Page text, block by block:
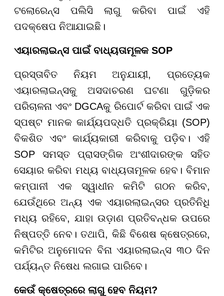
ଟଲୋରେନ୍ସ ପଲିସି ଲାଗୁ କରିବା ପାଇଁ ଏହି
ପଦକ୍ଷେପ ନିଆଯାଇଛି।
ଏୟାରଲାଇନ୍ସ ପାଇଁ ବାଧ୍ୟତାମୂଳକ SOP
ପ୍ରସ୍ତାବିତ ନିୟମ ଅନୁଯାୟୀ, ପ୍ରତ୍ୟେକ
ଏୟାରଲାଇନ୍ସକୁ ଅସଦାଚରଣ ଘଟଣା ଗୁଡ଼ିକର
ପରିଚାଳନା ଏବଂ DGCAକୁ ରିପୋର୍ଟ କରିବା ପାଇଁ ଏକ
ସ୍ପଷ୍ଟ ମାନକ କାର୍ଯ୍ୟପଦ୍ଧତି ପ୍ରକ୍ରିୟା (SOP)
ବିକଶିତ ଏବଂ କାର୍ଯ୍ୟକାରୀ କରିବାକୁ ପଡ଼ିବ। ଏହି
SOP ସମସ୍ତ ପ୍ରାସଙ୍ଗିକ ଅଂଶୀଦାରଙ୍କ ସହିତ
ସେୟାର କରିବା ମଧ୍ୟ ବାଧ୍ୟତାମୂଳକ ହେବ। ବିମାନ
କମ୍ପାନୀ ଏକ ସ୍ୱାଧୀନ କମିଟି ଗଠନ କରିବ,
ଯେଉଁଥିରେ ଅନ୍ୟ ଏକ ଏୟାରଲାଇନ୍ସର ପ୍ରତିନିଧି
ମଧ୍ୟ ରହିବେ, ଯାହା ଉଡ଼ାଣ ପ୍ରତିବନ୍ଧକ ଉପରେ
ନିଷ୍ପତ୍ତି ନେବ। ତଥାପି, କିଛି ବିଶେଷ କ୍ଷେତ୍ରରେ,
କମିଟିର ଅନୁମୋଦନ ବିନା ଏୟାରଲାଇନ୍ସ ୩୦ ଦିନ
ପର୍ଯ୍ୟନ୍ତ ନିଷେଧ ଲଗାଇ ପାରିବେ।
କେଉଁ କ୍ଷେତ୍ରରେ ଲାଗୁ ହେବ ନିୟମ?